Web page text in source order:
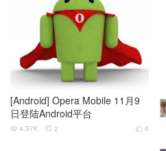
[Android] Opera Mobile 11月9
日登陆Android平台
 0
 4.37K  2